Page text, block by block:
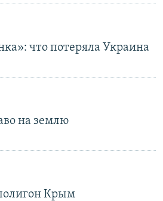
что потеряла Украина
на землю
Крым